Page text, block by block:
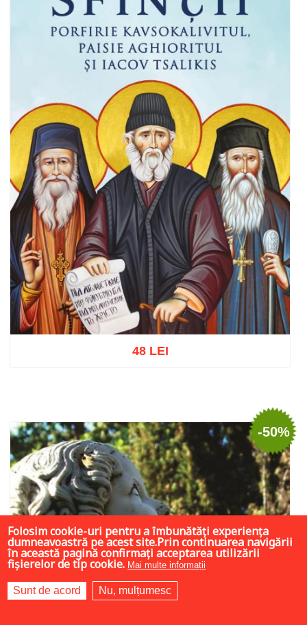
48 LEI
-50%
Folosim cookie-uri pentru a îmbunătăți experiența
dumneavoastră pe acest site.Prin continuarea navigării
în această pagină confirmați acceptarea utilizării
fișierelor de tip cookie. Mai multe informații
Sunt de acord Nu, mulțumesc